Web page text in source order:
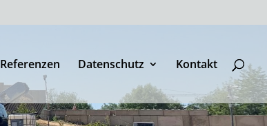
Referenzen Datenschutz Kontakt